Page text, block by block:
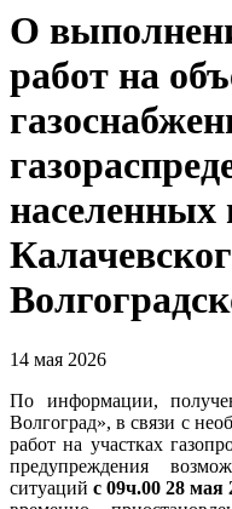
О
работ на
населенных
14 мая 2026
По информации,
Волгоград», в связи с
работ на участках
предупреждения
ситуаций с 09ч.00 28 мая